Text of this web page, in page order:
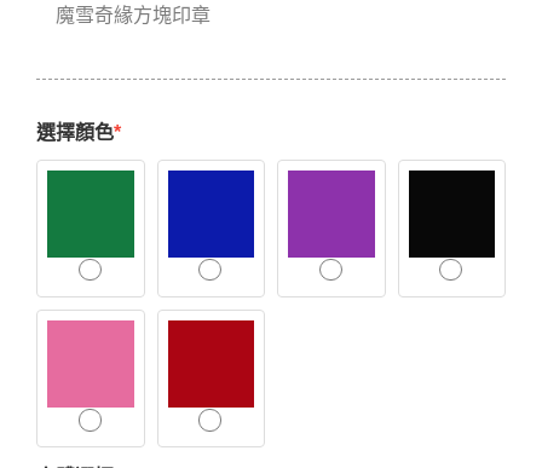
魔雪奇緣方塊印章
選擇顏色